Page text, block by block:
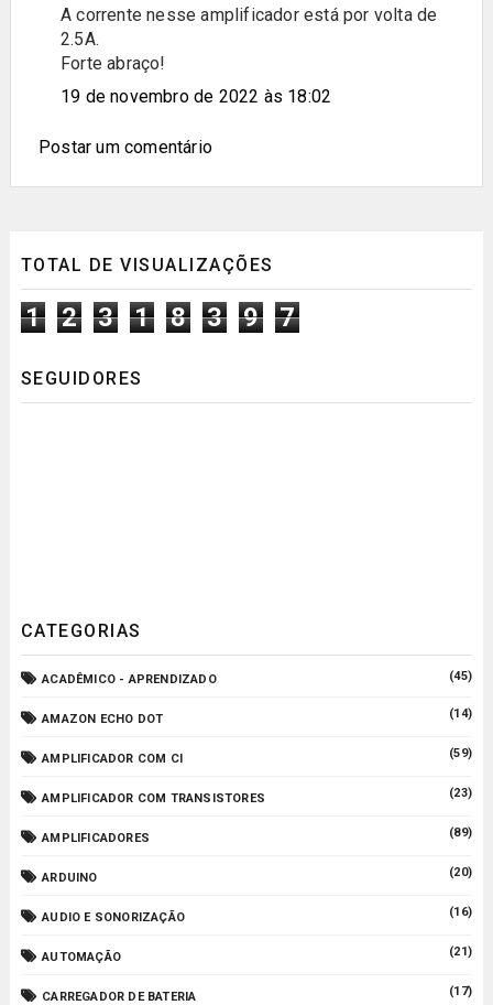
A corrente nesse amplificador está por volta de
2.5A.
Forte abraço!
19 de novembro de 2022 às 18:02
Postar um comentário
TOTAL DE VISUALIZAÇÕES
1 2 3 1 8 3 9 7
SEGUIDORES
CATEGORIAS
ACADÊMICO - APRENDIZADO (45)
AMAZON ECHO DOT (14)
AMPLIFICADOR COM CI (59)
AMPLIFICADOR COM TRANSISTORES (23)
AMPLIFICADORES (89)
ARDUINO (20)
AUDIO E SONORIZAÇÃO (16)
AUTOMAÇÃO (21)
CARREGADOR DE BATERIA (17)